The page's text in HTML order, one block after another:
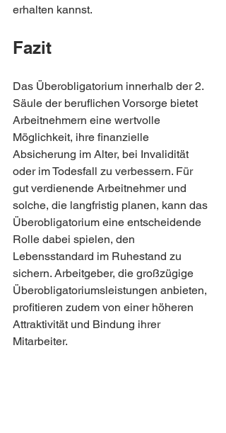
erhalten kannst.
Fazit
Das Überobligatorium innerhalb der 2.
Säule der beruflichen Vorsorge bietet
Arbeitnehmern eine wertvolle
Möglichkeit, ihre finanzielle
Absicherung im Alter, bei Invalidität
oder im Todesfall zu verbessern. Für
gut verdienende Arbeitnehmer und
solche, die langfristig planen, kann das
Überobligatorium eine entscheidende
Rolle dabei spielen, den
Lebensstandard im Ruhestand zu
sichern. Arbeitgeber, die großzügige
Überobligatoriumsleistungen anbieten,
profitieren zudem von einer höheren
Attraktivität und Bindung ihrer
Mitarbeiter.